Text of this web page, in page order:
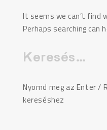
It seems we can’t find
Perhaps searching can
Keresés:
Nyomd meg az Enter /
kereséshez